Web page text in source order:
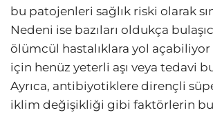
bu patojenleri sağlık riski olarak
Nedeni ise bazıları oldukça
ölümcül hastalıklara yol
için henüz yeterli aşı veya tedavi
Ayrıca, antibiyotiklere dirençli
iklim değişikliği gibi faktörlerin